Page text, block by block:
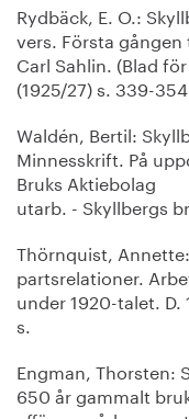
Rydbäck, E. O.:
vers. Första
Carl Sahlin. (Blad
(1925/27) s. 339-
Waldén, Bertil:
Minnesskrift. På
Bruks Aktiebolag
utarb. - Skyllbergs
Thörnquist,
partsrelationer.
under 1920-talet. D.
s.
Engman, Thorsten:
650 år gammalt